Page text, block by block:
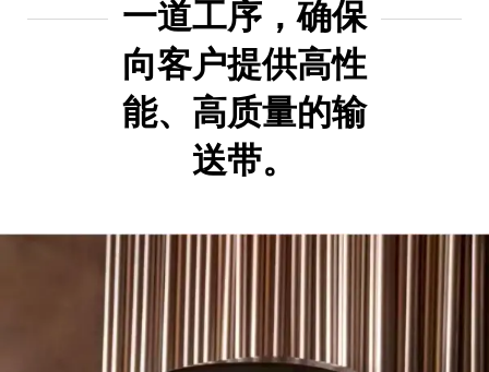
一道工序，确保
向客户提供高性
能、高质量的输
送带。